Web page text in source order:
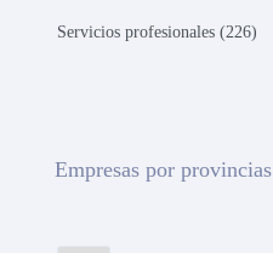
Servicios profesionales (226)
Empresas por provincias